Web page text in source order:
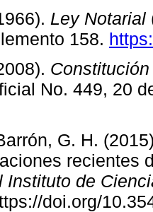
Ley Notarial
158.
No. 449, 20
G. H.
recientes
Instituto de
doi.org/